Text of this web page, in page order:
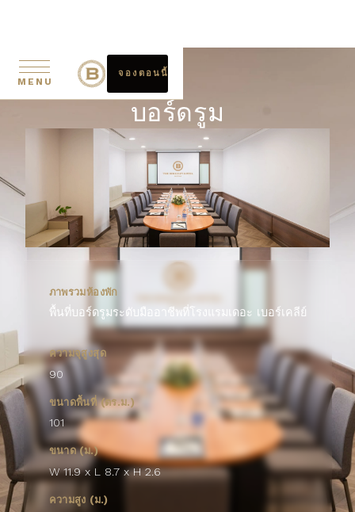
MENU
จองตอนนี้
บอร์ดรูม
ภาพรวมห้องพัก
พื้นที่บอร์ดรูมระดับมืออาชีพที่โรงแรมเดอะ เบอร์เคลีย์
ความจุสูงสุด
90
ขนาดพื้นที่ (ตร.ม.)
101
ขนาด (ม.)
W 11.9 x L 8.7 x H 2.6
ความสูง (ม.)